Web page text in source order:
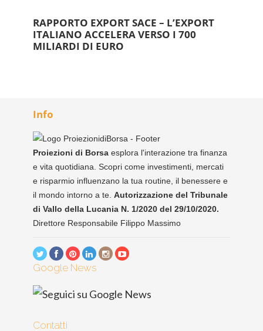
RAPPORTO EXPORT SACE – L’EXPORT
ITALIANO ACCELERA VERSO I 700
MILIARDI DI EURO
Info
Proiezioni di Borsa esplora l'interazione tra finanza
e vita quotidiana. Scopri come investimenti, mercati
e risparmio influenzano la tua routine, il benessere e
il mondo intorno a te. Autorizzazione del Tribunale
di Vallo della Lucania N. 1/2020 del 29/10/2020.
Direttore Responsabile Filippo Massimo
Google News
Contatti